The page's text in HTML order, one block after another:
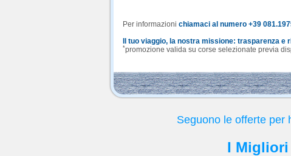
Per informazioni chiamaci al numero +39
Il tuo viaggio, la nostra missione: trasparenza e
*promozione valida su corse selezionate previa
Seguono le offerte per
I